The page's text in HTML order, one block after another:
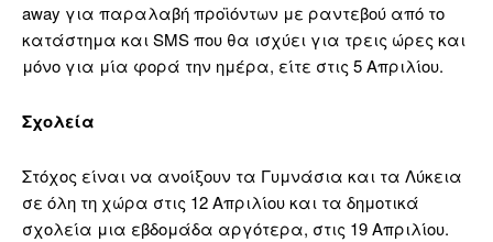
away για παραλαβή προϊόντων με ραντεβού από το
κατάστημα και SMS που θα ισχύει για τρεις ώρες και
μόνο για μία φορά την ημέρα, είτε στις 5 Απριλίου.
Σχολεία
Στόχος είναι να ανοίξουν τα Γυμνάσια και τα Λύκεια
σε όλη τη χώρα στις 12 Απριλίου και τα δημοτικά
σχολεία μια εβδομάδα αργότερα, στις 19 Απριλίου.